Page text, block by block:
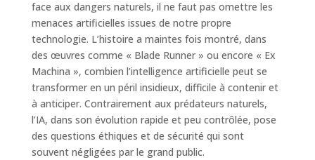
face aux dangers naturels, il ne faut pas omettre les
menaces artificielles issues de notre propre
technologie. L’histoire a maintes fois montré, dans
des œuvres comme « Blade Runner » ou encore « Ex
Machina », combien l’intelligence artificielle peut se
transformer en un péril insidieux, difficile à contenir et
à anticiper. Contrairement aux prédateurs naturels,
l’IA, dans son évolution rapide et peu contrôlée, pose
des questions éthiques et de sécurité qui sont
souvent négligées par le grand public.